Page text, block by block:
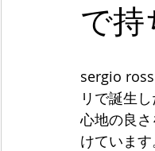
フットウェア セ
メンズ脱毛サロンノーブ
で持
sergio
リで誕生
心地の良
けています